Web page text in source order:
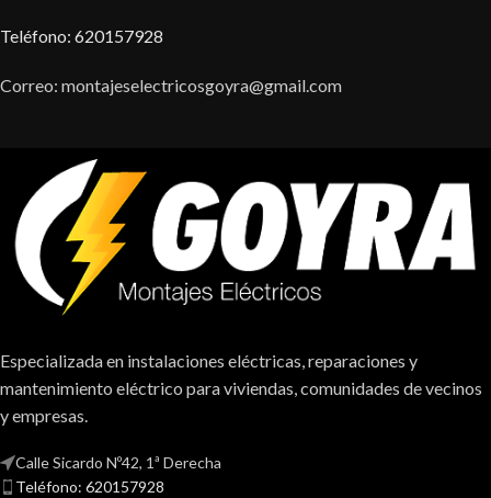
Teléfono: 620157928
Correo: montajeselectricosgoyra@gmail.com
Especializada en instalaciones eléctricas, reparaciones y
mantenimiento eléctrico para viviendas, comunidades de vecinos
y empresas.
Calle Sicardo Nº42, 1ª Derecha
Teléfono: 620157928